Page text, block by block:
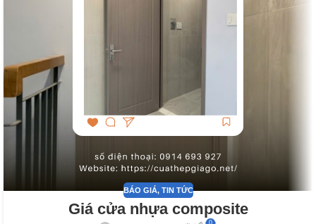
BÁO GIÁ, TIN TỨC
Giá cửa nhựa composite